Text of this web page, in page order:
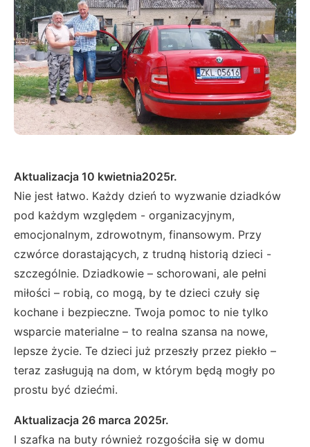
Aktualizacja 10 kwietnia2025r.
Nie jest łatwo. Każdy dzień to wyzwanie dziadków
pod każdym względem - organizacyjnym,
emocjonalnym, zdrowotnym, finansowym. Przy
czwórce dorastających, z trudną historią dzieci -
szczególnie. Dziadkowie – schorowani, ale pełni
miłości – robią, co mogą, by te dzieci czuły się
kochane i bezpieczne. Twoja pomoc to nie tylko
wsparcie materialne – to realna szansa na nowe,
lepsze życie. Te dzieci już przeszły przez piekło –
teraz zasługują na dom, w którym będą mogły po
prostu być dziećmi.
Aktualizacja 26 marca 2025r.
I szafka na buty również rozgościła się w domu